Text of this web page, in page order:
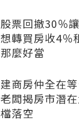
股票回撤30％
想轉買房收4％
那麼好當
建商房仲全在
老闆揭房市潛
檔落空